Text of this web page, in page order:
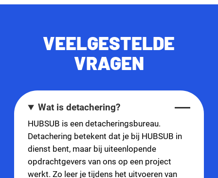
VEELGESTELDE
VRAGEN
Wat is detachering?
HUBSUB is een detacheringsbureau.
Detachering betekent dat je bij HUBSUB in
dienst bent, maar bij uiteenlopende
opdrachtgevers van ons op een project
werkt. Zo leer je tijdens het uitvoeren van